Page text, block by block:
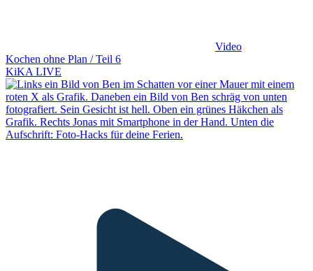
Video
Kochen ohne Plan / Teil 6
KiKA LIVE